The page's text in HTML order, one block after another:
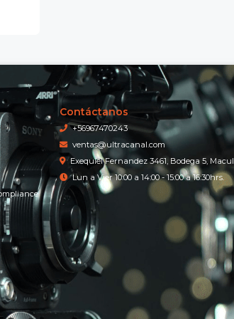
Contáctanos
+56967470243
ventas@ultracanal.com
Exequiel Fernandez 3461, Bodega 5, Macul.
Lun a Vier 10:00 a 14:00 - 15:00 a 16:30hrs.